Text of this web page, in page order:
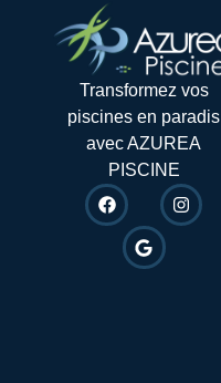
Transformez vos
piscines en paradis
avec AZUREA
PISCINE